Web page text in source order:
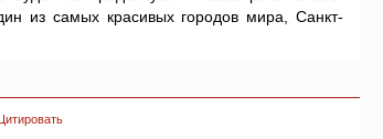
из самых красивых городов мира, Санкт-